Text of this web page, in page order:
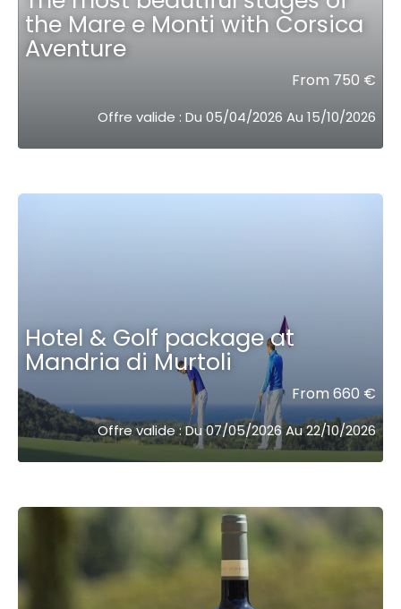
the Mare e Monti with Corsica
Aventure
From 750 €
Offre valide : Du 05/04/2026 Au 15/10/2026
Hotel & Golf package at
Mandria di Murtoli
From 660 €
Offre valide : Du 07/05/2026 Au 22/10/2026